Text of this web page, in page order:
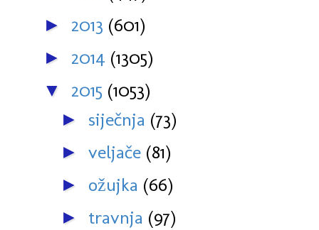
► 2013 (601)
► 2014 (1305)
▼ 2015 (1053)
► siječnja (73)
► veljače (81)
► ožujka (66)
► travnja (97)